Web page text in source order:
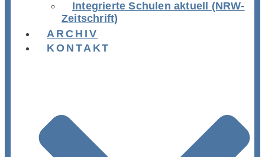
Integrierte Schulen aktuell (NRW-
Zeitschrift)
ARCHIV
KONTAKT